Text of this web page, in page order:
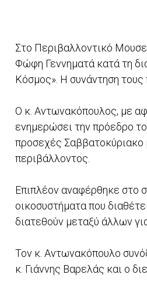
Στο Περιβαλλοντικό
Φώφη Γεννηματά κατά τη
Κόσμος». Η συνάντηση τους
Ο κ. Αντωνακόπουλος, με
ενημερώσει την πρόεδρο
προσεχές Σαββατοκύριακο
περιβάλλοντος.
Επιπλέον αναφέρθηκε στο
οικοσυστήματα που
διατεθούν μεταξύ άλλων
Τον κ. Αντωνακόπουλο
κ. Γιάννης Βαρελάς και ο